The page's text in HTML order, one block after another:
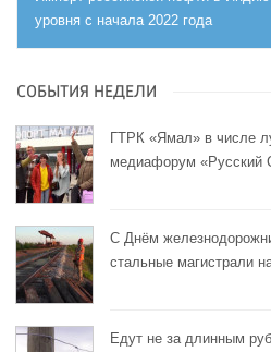
уровня с начала 2022 года
СОБЫТИЯ НЕДЕЛИ
ГТРК «Ямал» в числе
медиафорум «Русский
С Днём
стальные магистрали
Едут не за длинным